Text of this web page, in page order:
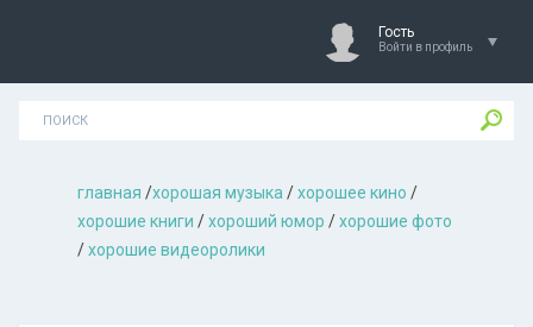
Гость
Войти в профиль
главная /хорошая музыкa /хорошее кино /
хорошие книги /хороший юмор /хорошие фото
/хорошие видеоролики